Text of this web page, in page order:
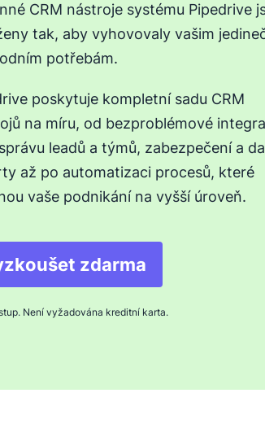
CRM nástroje systému Pipedrive
tak, aby vyhovovaly vašim
potřebám.
poskytuje kompletní sadu CRM
na míru, od bezproblémové
leadů a týmů, zabezpečení a
až po automatizaci procesů, které
vaše podnikání na vyšší úroveň.
zdarma
Není vyžadována kreditní karta.